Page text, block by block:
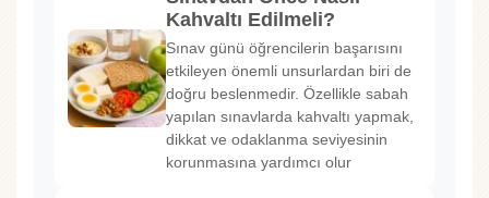
Kahvaltı Edilmeli?
Sınav günü öğrencilerin başarısını
etkileyen önemli unsurlardan biri de
doğru beslenmedir. Özellikle sabah
yapılan sınavlarda kahvaltı yapmak,
dikkat ve odaklanma seviyesinin
korunmasına yardımcı olur